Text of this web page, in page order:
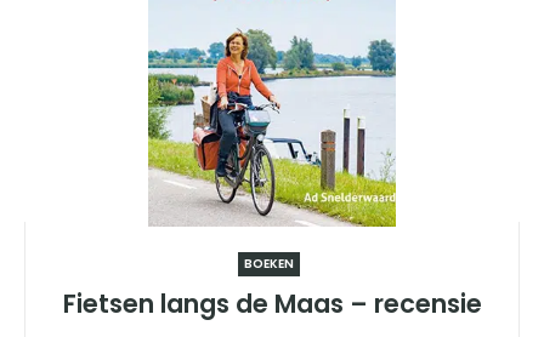
BOEKEN
Fietsen langs de Maas – recensie